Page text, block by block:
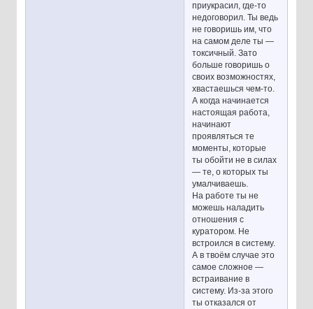
приукрасил, где-то
недоговорил. Ты ведь
не говоришь им, что
на самом деле ты —
токсичный. Зато
больше говоришь о
своих возможностях,
хвастаешься чем-то.
А когда начинается
настоящая работа,
начинают
проявляться те
моменты, которые
ты обойти не в силах
— те, о которых ты
умалчиваешь.
На работе ты не
можешь наладить
отношения с
куратором. Не
встроился в систему.
А в твоём случае это
самое сложное —
встраивание в
систему. Из-за этого
ты отказался от